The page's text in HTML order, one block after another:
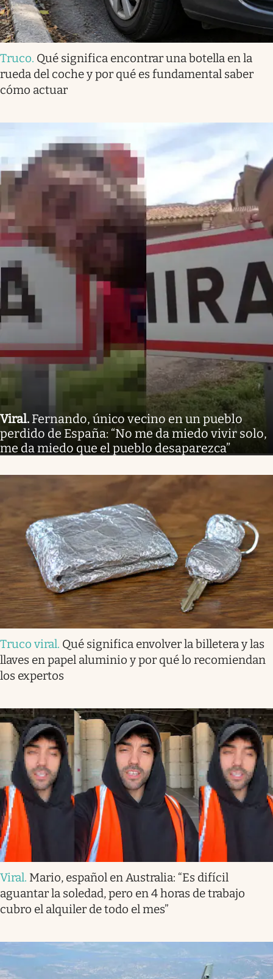
Truco. Qué significa encontrar una botella en la
rueda del coche y por qué es fundamental saber
cómo actuar
Viral. Fernando, único vecino en un pueblo
perdido de España: “No me da miedo vivir solo,
me da miedo que el pueblo desaparezca”
Truco viral. Qué significa envolver la billetera y las
llaves en papel aluminio y por qué lo recomiendan
los expertos
Viral. Mario, español en Australia: “Es difícil
aguantar la soledad, pero en 4 horas de trabajo
cubro el alquiler de todo el mes”